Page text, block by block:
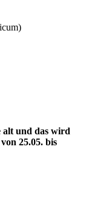
alt und das wird
25.05. bis